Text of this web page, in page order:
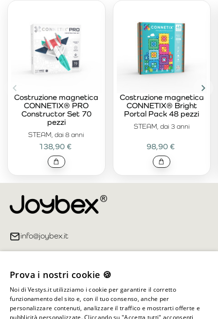
STEAM, dai 8 anni
Costruzione magnetica
CONNETIX® PRO
Constructor Set 70
pezzi
138,90 €
STEAM, dai 3 anni
Costruzione magnetica
CONNETIX® Bright
Portal Pack 48 pezzi
98,90 €
info@joybex.it
Account
Informazioni sul negozio
Prova i nostri cookie 🍪
Noi di Vestys.it utilizziamo i cookie per garantire il corretto
funzionamento del sito e, con il tuo consenso, anche per
personalizzare contenuti, analizzare il traffico e mostrarti offerte e
pubblicità personalizzate. Cliccando su "Accetta tutti" acconsenti